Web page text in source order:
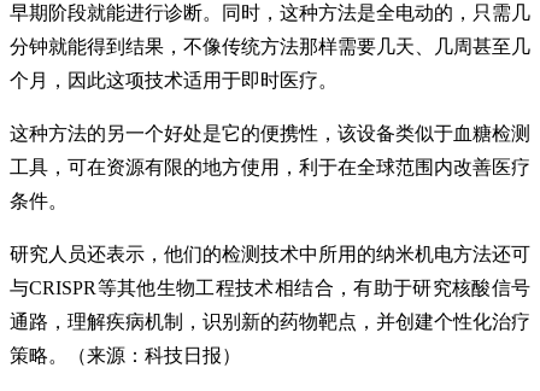
早期阶段就能进行诊断。同时，这种方法是全电动的，只需几
分钟就能得到结果，不像传统方法那样需要几天、几周甚至几
个月，因此这项技术适用于即时医疗。
这种方法的另一个好处是它的便携性，该设备类似于血糖检测
工具，可在资源有限的地方使用，利于在全球范围内改善医疗
条件。
研究人员还表示，他们的检测技术中所用的纳米机电方法还可
与CRISPR等其他生物工程技术相结合，有助于研究核酸信号
通路，理解疾病机制，识别新的药物靶点，并创建个性化治疗
策略。（来源：科技日报）